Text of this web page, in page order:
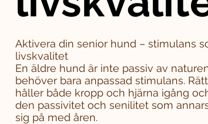
Aktivera din senior hund – stimulans
livskvalitet
En äldre hund är inte passiv av
behöver bara anpassad stimulans.
håller både kropp och hjärna igång
den passivitet och senilitet som
sig på med åren.